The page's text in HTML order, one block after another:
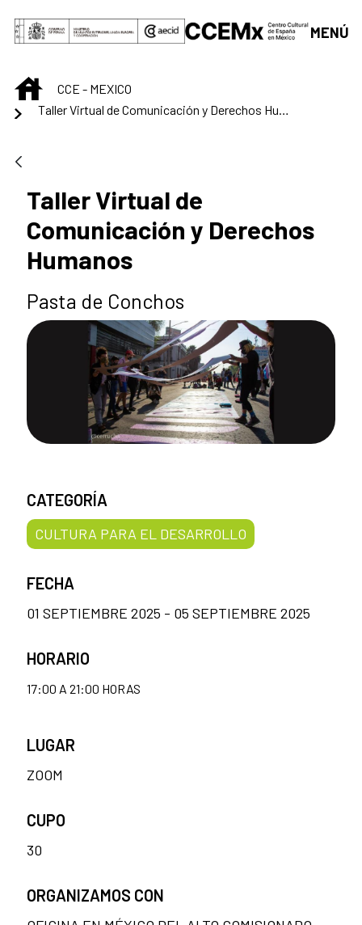
Saltar al contenido principal
MENÚ
INICIOCCE - MEXICO
Taller Virtual de Comunicación y Derechos Humanos
Taller Virtual de
Comunicación y Derechos
Humanos
Pasta de Conchos
CATEGORÍA
CULTURA PARA EL DESARROLLO
FECHA
01 SEPTIEMBRE 2025 - 05 SEPTIEMBRE 2025
HORARIO
17:00 A 21:00 HORAS
LUGAR
ZOOM
CUPO
30
ORGANIZAMOS CON